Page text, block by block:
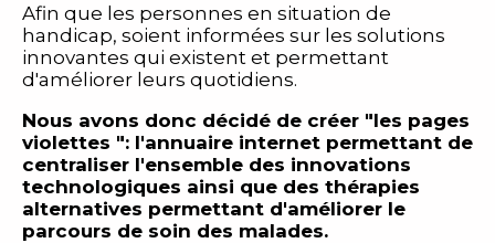
Afin que les personnes en situation de
handicap, soient informées sur les solutions
innovantes qui existent et permettant
d'améliorer leurs quotidiens.
Nous avons donc décidé de créer "les pages
violettes ": l'annuaire internet permettant de
centraliser l'ensemble des innovations
technologiques ainsi que des thérapies
alternatives permettant d'améliorer le
parcours de soin des malades.